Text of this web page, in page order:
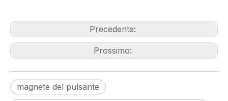
Precedente:
Prossimo:
magnete del pulsante